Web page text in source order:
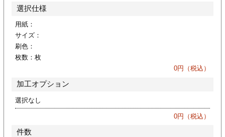
ー印刷
選択仕様
用紙：
サイズ：
刷色：
枚数： 枚
0円（税込）
加工オプション
選択なし
0円（税込）
件数